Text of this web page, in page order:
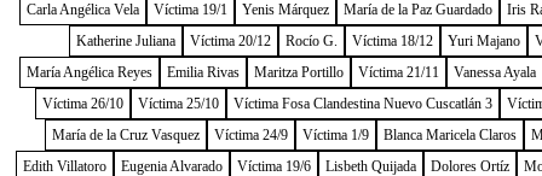
Carla Angélica Vela
Víctima 19/1 Yenis Márquez María de la Paz Guardado
Iris
Katherine Juliana
Víctima 20/12 Rocío G. Víctima 18/12 Yuri Majano
María Angélica Reyes
Emilia Rivas Maritza Portillo Víctima 21/11
Vanessa Ayala
Víctima 26/10
Víctima 25/10 Víctima Fosa Clandestina Nuevo Cuscatlán 3
María de la Cruz Vasquez
Víctima 24/9 Víctima 1/9 Blanca Maricela Claros
Edith Villatoro
Eugenia Alvarado Víctima 19/6 Lisbeth Quijada Dolores Ortíz